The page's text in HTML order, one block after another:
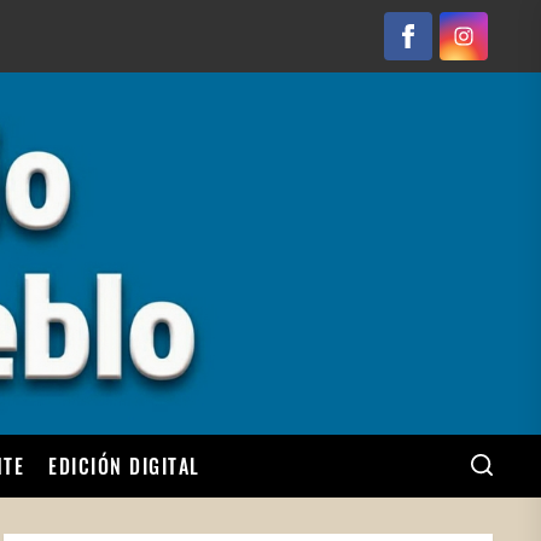
FacebookInstagram
EDICIÓN DIGITAL